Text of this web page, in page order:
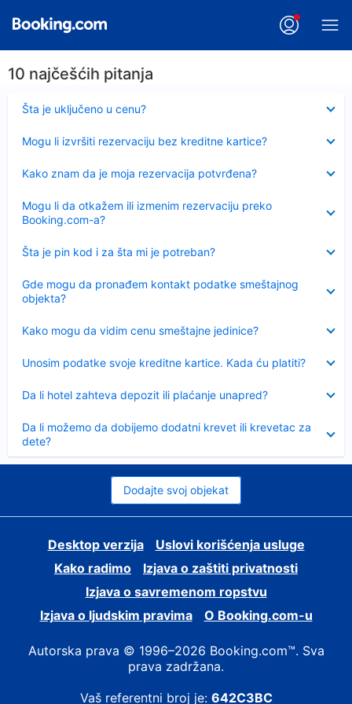
10 najčešćih pitanja
Šta je uključeno u cenu?
Sažeto
Mogu li izvršiti rezervaciju bez kreditne kartice?
Kako znam da je moja rezervacija potvrđena?
Mogu li da otkažem ili izmenim rezervaciju preko
Booking.com-a?
Šta je pin kod i za šta mi je potreban?
Sažeto
Gde mogu da pronađem kontakt podatke smeštajnog
objekta?
Kako mogu da vidim cenu smeštajne jedinice?
Unosim podatke svoje kreditne kartice. Kada ću platiti?
Da li hotel zahteva depozit ili plaćanje unapred?
Da li možemo da dobijemo dodatni krevet ili krevetac za
dete?
Dodajte svoj objekat
Desktop verzija
Uslovi korišćenja usluge
Kako radimo
Izjava o zaštiti privatnosti
Izjava o savremenom ropstvu
Izjava o ljudskim pravima
О Booking.com-u
Autorska prava © 1996–2026 Booking.com™. Sva
prava zadržana.
Vaš referentni broj je: 642C3BC